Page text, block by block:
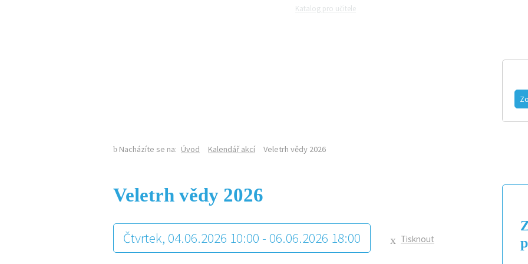
Katalog pro učitele
Nacházíte se na: Úvod Kalendář akcí Veletrh vědy 2026
Veletrh vědy 2026
Čtvrtek, 04.06.2026 10:00 - 06.06.2026 18:00 Tisknout